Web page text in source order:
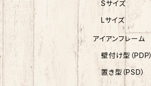
Sサイズ
Lサイズ
アイアンフレーム
壁付け型（PDP）
置き型（PSD）